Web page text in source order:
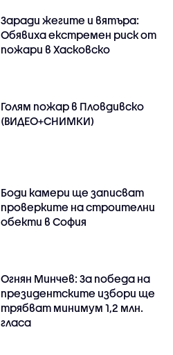
Заради жегите и вятъра:
Обявиха екстремен риск от
пожари в Хасковско
Голям пожар в Пловдивско
(ВИДЕО+СНИМКИ)
Боди камери ще записват
проверките на строителни
обекти в София
Огнян Минчев: За победа на
президентските избори ще
трябват минимум 1,2 млн.
гласа